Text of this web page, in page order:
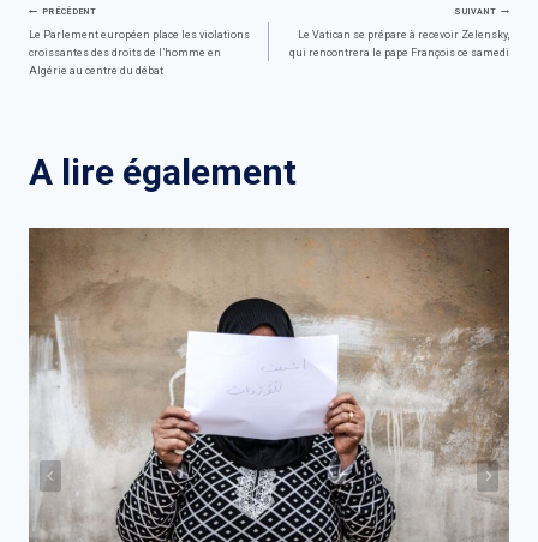
Navigation
de
PRÉCÉDENT
Le Parlement européen place les violations
croissantes des droits de l’homme en
Algérie au centre du débat
SUIVANT
Le Vatican se prépare à recevoir Zelensky,
qui rencontrera le pape François ce samedi
A lire également